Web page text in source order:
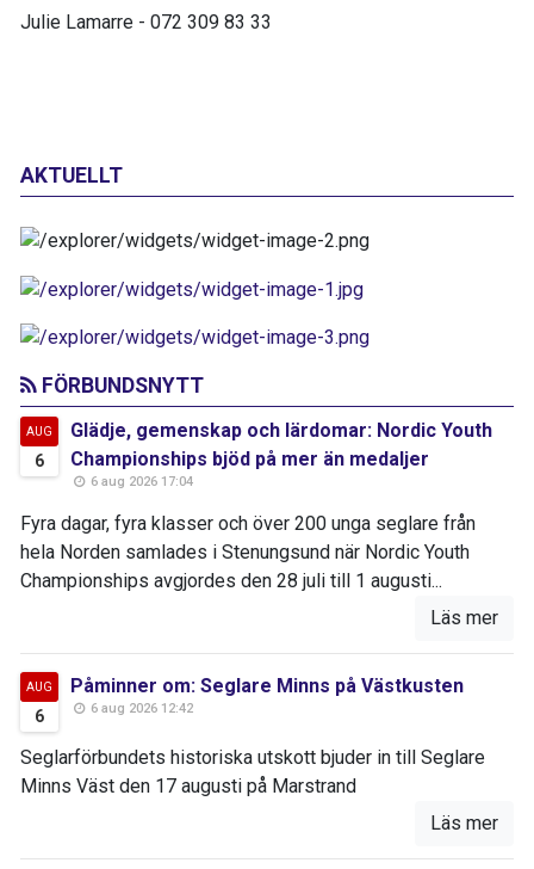
Julie Lamarre - 072 309 83 33
AKTUELLT
FÖRBUNDSNYTT
AUG
6
Glädje, gemenskap och lärdomar: Nordic Youth
Championships bjöd på mer än medaljer
6 aug 2026 17:04
Fyra dagar, fyra klasser och över 200 unga seglare från
hela Norden samlades i Stenungsund när Nordic Youth
Championships avgjordes den 28 juli till 1 augusti...
Läs mer
AUG
6
Påminner om: Seglare Minns på Västkusten
6 aug 2026 12:42
Seglarförbundets historiska utskott bjuder in till Seglare
Minns Väst den 17 augusti på Marstrand
Läs mer